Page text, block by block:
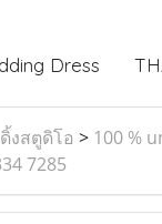
Dress
งสตูดิโอ > 100 %
7285